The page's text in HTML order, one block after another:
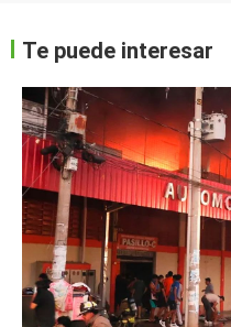
Te puede interesar